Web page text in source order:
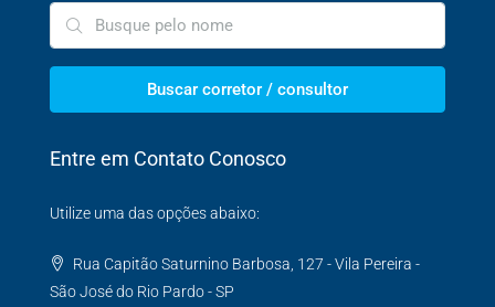
Buscar corretor / consultor
Entre em Contato Conosco
Utilize uma das opções abaixo:
Rua Capitão Saturnino Barbosa, 127 - Vila Pereira -
São José do Rio Pardo - SP